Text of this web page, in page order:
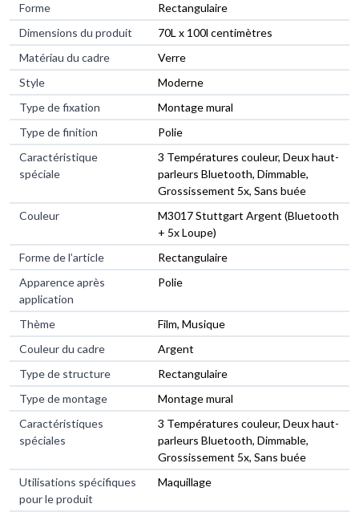
Forme
Rectangulaire
Dimensions du produit
70L x 100l centimètres
Matériau du cadre
Verre
Style
Moderne
Type de fixation
Montage mural
Type de finition
Polie
Caractéristique
spéciale
3 Températures couleur, Deux haut-
parleurs Bluetooth, Dimmable,
Grossissement 5x, Sans buée
Couleur
M3017 Stuttgart Argent (Bluetooth
+ 5x Loupe)
Forme de l’article
Rectangulaire
Apparence après
application
Polie
Thème
Film, Musique
Couleur du cadre
Argent
Type de structure
Rectangulaire
Type de montage
Montage mural
Caractéristiques
spéciales
3 Températures couleur, Deux haut-
parleurs Bluetooth, Dimmable,
Grossissement 5x, Sans buée
Utilisations spécifiques
pour le produit
Maquillage